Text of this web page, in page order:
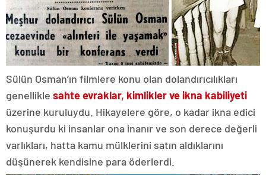
Sülün Osman’ın filmlere konu olan dolandırıcılıkları
genellikle sahte evraklar, kimlikler ve ikna kabiliyeti
üzerine kuruluydu. Hikayelere göre, o kadar ikna edici
konuşurdu ki insanlar ona inanır ve son derece değerli
varlıkları, hatta kamu mülklerini satın aldıklarını
düşünerek kendisine para öderlerdi.